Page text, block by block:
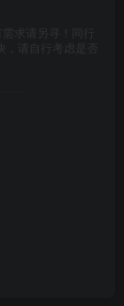
求请另寻！同行
请自行考虑是否